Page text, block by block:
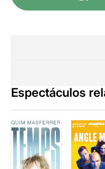
Espectáculos